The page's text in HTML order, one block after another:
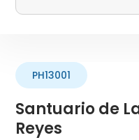
Santuario de
Reyes
PH13001